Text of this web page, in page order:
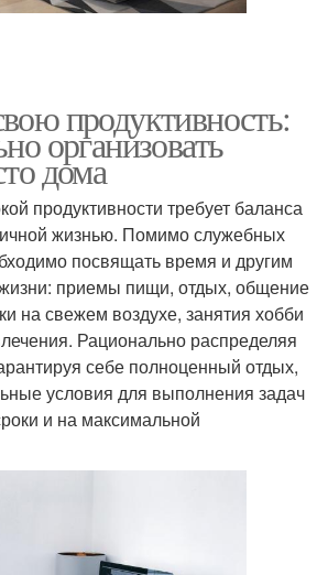
продуктивность:
организовать
дома
продуктивности требует баланса
жизнью. Помимо служебных
посвящать время и другим
приемы пищи, отдых, общение
на свежем воздухе, занятия хобби
Рационально распределяя
себе полноценный отдых,
условия для выполнения задач
и на максимальной